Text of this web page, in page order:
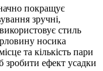
покращує
зручні,
стиль
носика
та кількість пари
ефект усадки